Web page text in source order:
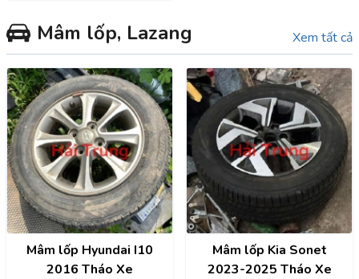
Mâm lốp, Lazang Xem tất cả
Mâm lốp Hyundai I10
2016 Tháo Xe
Mâm lốp Kia Sonet
2023-2025 Tháo Xe